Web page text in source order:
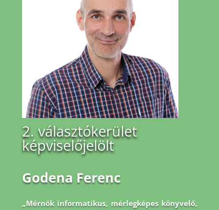
2. választókerület
képviselőjelölt
Godena Ferenc
„Mérnök informatikus, mérlegképes könyvelő,